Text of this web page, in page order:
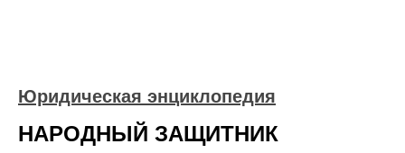
Юридическая энциклопедия
НАРОДНЫЙ ЗАЩИТНИК